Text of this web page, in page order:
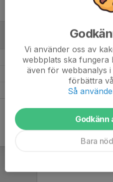
ALLA ÅR
Säsongen 25/26
Säsongen 24/25
Vi använder oss av
webbplats ska fungera
även för webbanalys
förbättra
Så
Godkänn
Bara